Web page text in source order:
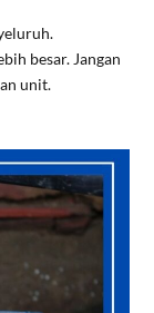
besar. Jangan
unit.